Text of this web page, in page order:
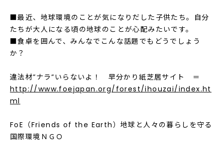
■最近、地球環境のことが気になりだした子供たち。自分
たちが大人になる頃の地球のことが心配みたいです。
■食卓を囲んで、みんなでこんな話題でもどうでしょう
か？
違法材”ナラ”いらないよ！ 早分かり紙芝居サイト ＝
http://www.foejapan.org/forest/ihouzai/index.ht
ml
FoE（Friends of the Earth）地球と人々の暮らしを守る
国際環境ＮＧＯ